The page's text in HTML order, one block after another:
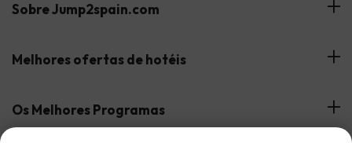
Sobre Jump2spain.com
Opiniões de clientes
Os nossos websites de férias
Melhores ofertas de hotéis
Hotéis na Andaluzia
Os Melhores Programas